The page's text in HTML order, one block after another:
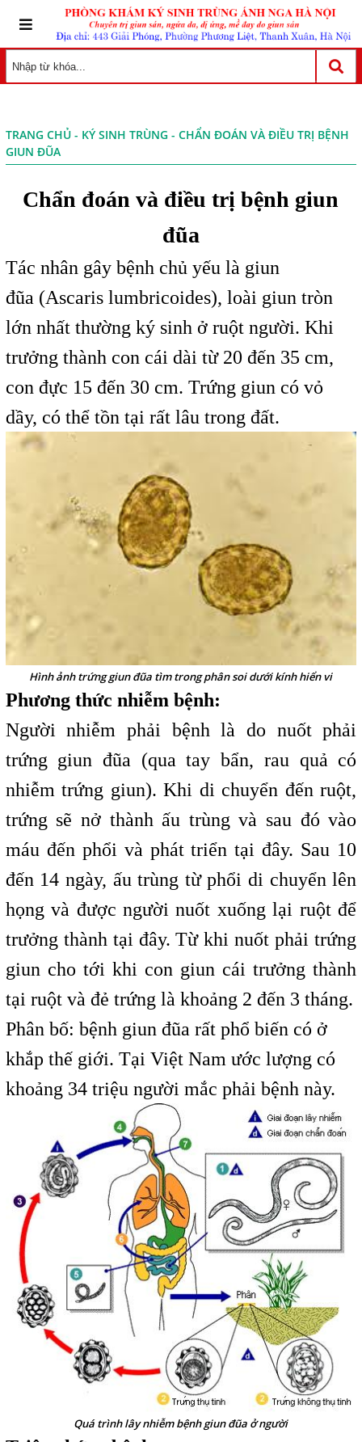
TRANG CHỦ- KÝ SINH TRÙNG - CHẨN ĐOÁN VÀ ĐIỀU TRỊ BỆNH
GIUN ĐŨA
Chẩn đoán và điều trị bệnh giun
đũa
Tác nhân gây bệnh chủ yếu là giun
đũa (Ascaris lumbricoides), loài giun tròn
lớn nhất thường ký sinh ở ruột người. Khi
trưởng thành con cái dài từ 20 đến 35 cm,
con đực 15 đến 30 cm. Trứng giun có vỏ
dầy, có thể tồn tại rất lâu trong đất.
Hình ảnh trứng giun đũa tìm trong phân soi dưới kính hiển vi
Phương thức nhiễm bệnh:
Người nhiễm phải bệnh là do nuốt phải
trứng giun đũa (qua tay bẩn, rau quả có
nhiễm trứng giun). Khi di chuyển đến ruột,
trứng sẽ nở thành ấu trùng và sau đó vào
máu đến phổi và phát triển tại đây. Sau 10
đến 14 ngày, ấu trùng từ phổi di chuyển lên
họng và được người nuốt xuống lại ruột để
trưởng thành tại đây. Từ khi nuốt phải trứng
giun cho tới khi con giun cái trưởng thành
tại ruột và đẻ trứng là khoảng 2 đến 3 tháng.
Phân bố: bệnh giun đũa rất phổ biến có ở
khắp thế giới. Tại Việt Nam ước lượng có
khoảng 34 triệu người mắc phải bệnh này.
Quá trình lây nhiễm bệnh giun đũa ở người